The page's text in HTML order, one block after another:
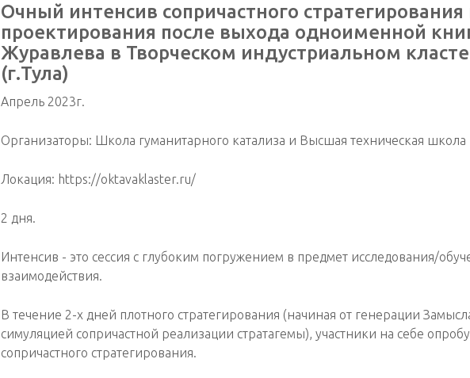
Очный интенсив сопричастного стратегирования
проектирования после выхода одноименной
Журавлева в Творческом индустриальном
(г.Тула)
Апрель 2023г.
Организаторы: Школа гуманитарного катализа и Высшая техническая школа
Локация: https://oktavaklaster.ru/
2 дня.
Интенсив - это сессия с глубоким погружением в предмет исследования/
взаимодействия.
В течение 2-х дней плотного стратегирования (начиная от генерации
симуляцией сопричастной реализации стратагемы), участники на себе
сопричастного стратегирования.